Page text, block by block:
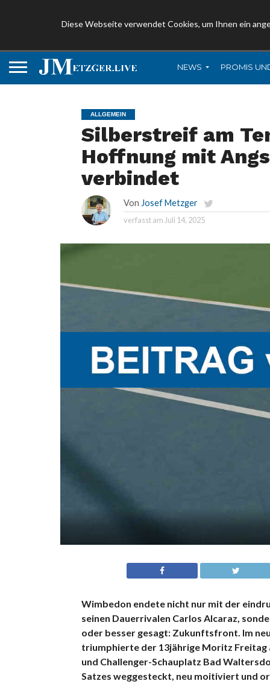
Diese Webseite verwendet Cookies, um Ihnen ein
NEWS PROMIS
ALLGEMEIN
Silberstreif am
Hoffnung mit
verbindet
Von Josef Metzger
verfasst am Juli 14, 2025
Wimbedon endete nicht nur mit der
seinen Dauerrivalen Carlos Alcaraz,
oder besser gesagt: Zukunftsfront. Im
triumphierte der 13jährige Moritz Freitag
und Challenger-Schauplatz Bad
Satzes weggesteckt, neu moitiviert und